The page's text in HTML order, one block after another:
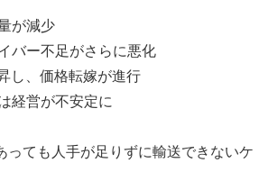
が減少
バー不足がさらに悪化
し、価格転嫁が進行
経営が不安定に
っても人手が足りずに輸送できないケ